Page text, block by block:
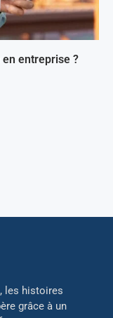
entreprise ?
les histoires
grâce à un